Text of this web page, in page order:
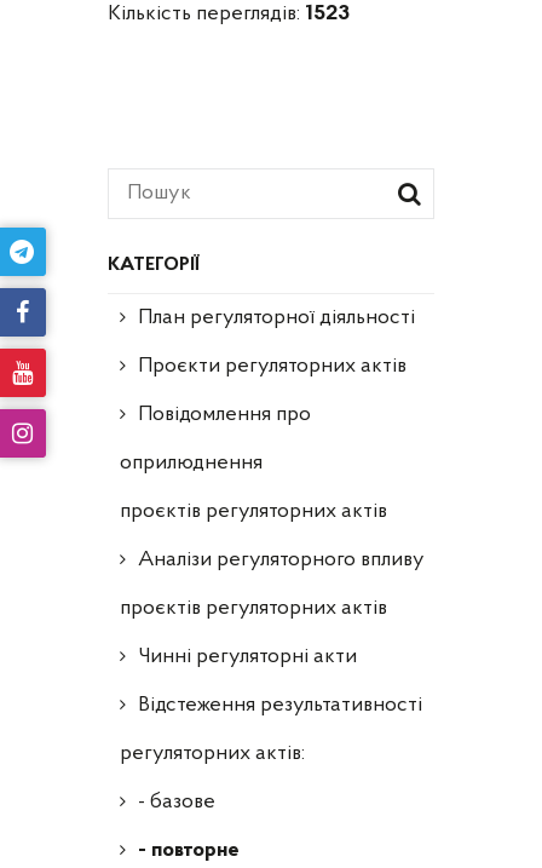
КАТЕГОРІЇ
План регуляторної діяльності
Проєкти регуляторних актів
Повідомлення про
оприлюднення
проєктів регуляторних актів
Аналізи регуляторного впливу
проєктів регуляторних актів
Чинні регуляторні акти
Відстеження результативності
регуляторних актів:
- базове
- повторне
Кількість переглядів: 1523